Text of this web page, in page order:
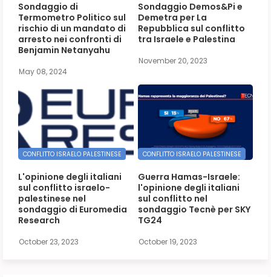
Sondaggio di
Termometro Politico sul
rischio di un mandato di
arresto nei confronti di
Benjamin Netanyahu
May 08, 2024
Sondaggio Demos&Pi e
Demetra per La
Repubblica sul conflitto
tra Israele e Palestina
November 20, 2023
CONFLITTO ISRAELO PALESTINESE
L'opinione degli italiani
sul conflitto israelo-
palestinese nel
sondaggio di Euromedia
Research
October 23, 2023
CONFLITTO ISRAELO PALESTINESE
Guerra Hamas-Israele:
l'opinione degli italiani
sul conflitto nel
sondaggio Tecnè per SKY
TG24
October 19, 2023